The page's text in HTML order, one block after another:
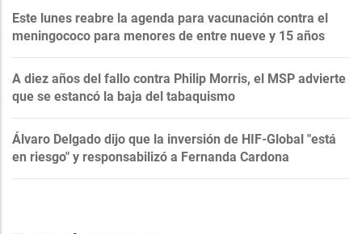
Este lunes reabre la agenda para vacunación contra el
meningococo para menores de entre nueve y 15 años
A diez años del fallo contra Philip Morris, el MSP advierte
que se estancó la baja del tabaquismo
Álvaro Delgado dijo que la inversión de HIF-Global "está
en riesgo" y responsabilizó a Fernanda Cardona